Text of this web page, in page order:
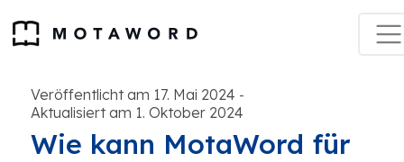
Veröffentlicht am 17. Mai 2024 -
Aktualisiert am 1. Oktober 2024
Wie kann MotaWord für